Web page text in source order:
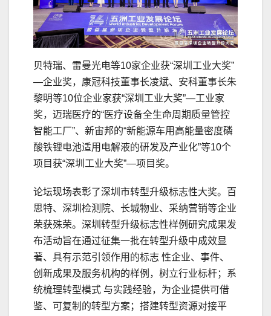
贝特瑞、雷曼光电等10家企业获“深圳工业大奖”
—企业奖，康冠科技董事长凌斌、安科董事长朱
黎明等10位企业家获“深圳工业大奖”—工业家
奖，迈瑞医疗的“医疗设备全生命周期质量管控
智能工厂”、新宙邦的“新能源车用高能量密度磷
酸铁锂电池适用电解液的研发及产业化”等10个
项目获“深圳工业大奖”—项目奖。
论坛现场表彰了深圳市转型升级标志性大奖。百
思特、深圳检测院、长城物业、采纳营销等企业
荣获殊荣。深圳转型升级标志性样例研究成果发
布活动旨在通过征集一批在转型升级中成效显
著、具有示范引领作用的标志 性企业、事件、
创新成果及服务机构的样例，树立行业标杆；系
统梳理转型模式 与实践经验，为企业提供可借
鉴、可复制的转型方案；搭建转型资源对接平